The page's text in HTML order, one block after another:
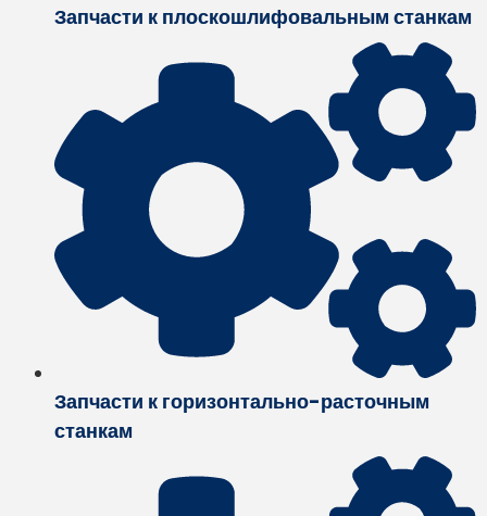
Запчасти к плоскошлифовальным станкам
Запчасти к горизонтально-расточным
станкам